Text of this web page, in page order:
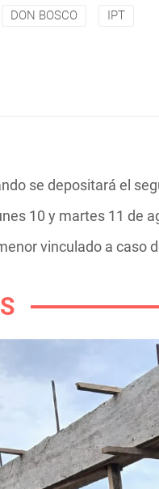
DON BOSCO IPT
se depositará el
10 y martes 11 de
vinculado a caso